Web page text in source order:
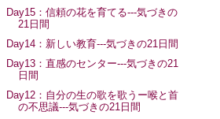
Day15：信頼の花を育てる---気づきの
21日間
Day14：新しい教育---気づきの21日間
Day13：直感のセンター---気づきの21
日間
Day12：自分の生の歌を歌うー喉と首
の不思議---気づきの21日間